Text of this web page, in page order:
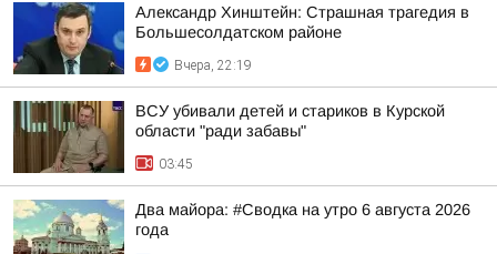
Александр Хинштейн: Страшная трагедия в
Большесолдатском районе
Вчера, 22:19
ВСУ убивали детей и стариков в Курской
области "ради забавы"
03:45
Два майора: #Сводка на утро 6 августа 2026
года